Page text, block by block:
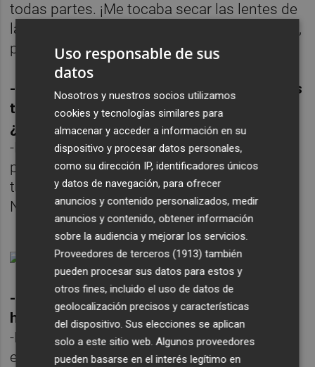
todas partes. ¡Me tocaba secar las lentes de
la cámara en el hornillo! Ha sido complicado,
pero el documental será una realidad.
-Además de grabar, has sido uno de los tres
tripulantes del trineo… Dificultad añadida,
¿no?
-Digamos que las fuerzas y la energía para
poder desempeñar al cien por cien ambas
tareas tienes que dividirlas de otra manera…
No ha sido fácil, pero es todo aprendizaje.
-¿Es muy diferente a las expediciones que
has hecho por alta montaña?
-La montaña es adrenalina y naturaleza
extrema, pero en el ártico, la sensación de
Uso responsable de sus
datos
Nosotros y nuestros socios utilizamos
cookies y tecnologías similares para
almacenar y acceder a información en su
dispositivo y procesar datos personales,
como su dirección IP, identificadores únicos
y datos de navegación, para ofrecer
anuncios y contenido personalizados, medir
anuncios y contenido, obtener información
sobre la audiencia y mejorar los servicios.
Proveedores de terceros (1913) también
pueden procesar sus datos para estos y
otros fines, incluido el uso de datos de
geolocalización precisos y características
del dispositivo. Sus elecciones se aplican
solo a este sitio web. Algunos proveedores
pueden basarse en el interés legítimo en